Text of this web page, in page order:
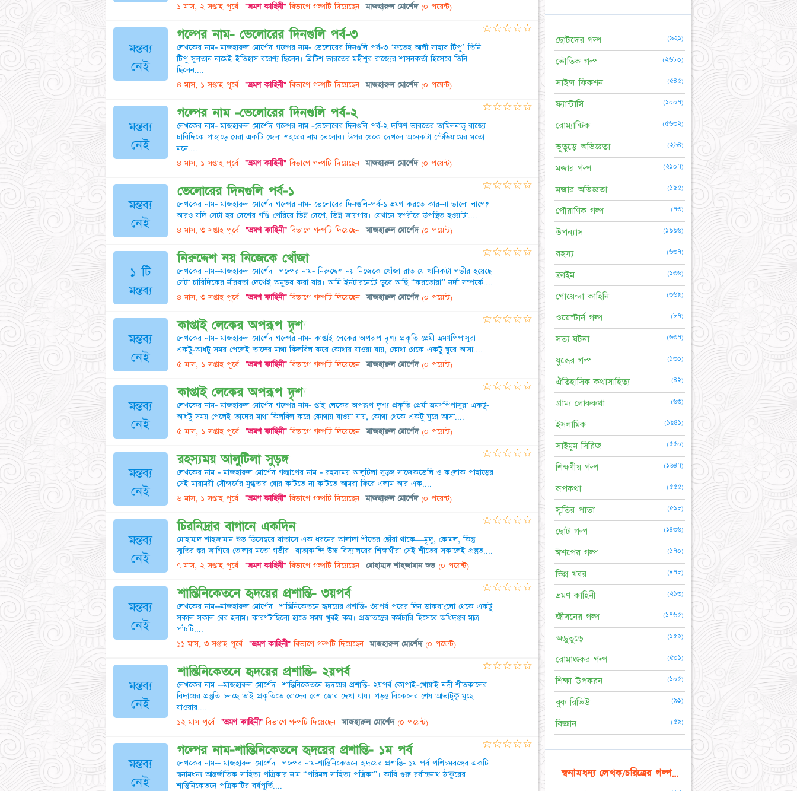
১ মাস, ২ সপ্তাহ পূর্বে "ভ্রমণ কাহিনী"বিভাগে গল্পটি দিয়েছেন মাজহারুল মোর্শেদ(০ পয়েন্ট)
মন্তব্য
নেই
গল্পের নাম- ভেলোরের দিনগুলি পর্ব-৩
লেখকের নাম- মাজহারুল মোর্শেদ গল্পের নাম- ভেলোরের দিনগুলি পর্ব-৩ ‘ফতেহ আলী সাহাব টিপু’ তিনি
টিপু সুলতান নামেই ইতিহাস বরেণ্য ছিলেন। ব্রিটিশ ভারতের মহীশূর রাজ্যের শাসনকর্তা হিসেবে তিনি
ছিলেন....
৪ মাস, ১ সপ্তাহ পূর্বে "ভ্রমণ কাহিনী"বিভাগে গল্পটি দিয়েছেন মাজহারুল মোর্শেদ(০ পয়েন্ট)
☆☆☆☆☆
মন্তব্য
নেই
গল্পের নাম -ভেলোরের দিনগুলি পর্ব-২
লেখকের নাম- মাজহারুল মোর্শেদ গল্পের নাম -ভেলোরের দিনগুলি পর্ব-২ দক্ষিণ ভারতের তামিলনাডু রাজ্যে
চারিদিকে পাহাড়ে ঘেরা একটি জেলা শহরের নাম ভেলোর। উপর থেকে দেখলে অনেকটা স্টেডিয়ামের মতো
মনে....
৪ মাস, ১ সপ্তাহ পূর্বে "ভ্রমণ কাহিনী"বিভাগে গল্পটি দিয়েছেন মাজহারুল মোর্শেদ(০ পয়েন্ট)
☆☆☆☆☆
মন্তব্য
নেই
ভেলোরের দিনগুলি পর্ব-১
লেখকের নাম- মাজহারুল মোর্শেদ গল্পের নাম- ভেলোরের দিনগুলি-পর্ব-১ ভ্রমণ করতে কার-না ভালো লাগে?
আরও যদি সেটা হয় দেশের গণ্ডি পেরিয়ে ভিন্ন দেশে, ভিন্ন জায়গায়। যেখানে স্বশরীরে উপস্থিত হওয়াটা....
৪ মাস, ৩ সপ্তাহ পূর্বে "ভ্রমণ কাহিনী"বিভাগে গল্পটি দিয়েছেন মাজহারুল মোর্শেদ(০ পয়েন্ট)
☆☆☆☆☆
১ টি
মন্তব্য
নিরুদ্দেশ নয় নিজেকে খোঁজা
লেখকের নাম--মাজহারুল মোর্শেদ। গল্পের নাম- নিরুদ্দেশ নয় নিজেকে খোঁজা রাত যে খানিকটা গভীর হয়েছে
সেটা চারিদিকের নীরবতা দেখেই অনুভব করা যায়। আমি ইনটারনেটে ডুবে আছি “করতোয়া” নদী সম্পর্কে....
৪ মাস, ৩ সপ্তাহ পূর্বে "ভ্রমণ কাহিনী"বিভাগে গল্পটি দিয়েছেন মাজহারুল মোর্শেদ(০ পয়েন্ট)
☆☆☆☆☆
মন্তব্য
নেই
কাপ্তাই লেকের অপরূপ দৃশ্য
লেখকের নাম- মাজহারুল মোর্শেদ গল্পের নাম- কাপ্তাই লেকের অপরূপ দৃশ্য প্রকৃতি প্রেমী ভ্রমণপিপাসুরা
একটু-আধটু সময় পেলেই তাদের মাথা কিলবিল করে কোথায় যাওয়া যায়, কোথা থেকে একটু ঘুরে আসা....
৫ মাস, ১ সপ্তাহ পূর্বে "ভ্রমণ কাহিনী"বিভাগে গল্পটি দিয়েছেন মাজহারুল মোর্শেদ(০ পয়েন্ট)
☆☆☆☆☆
মন্তব্য
নেই
কাপ্তাই লেকের অপরূপ দৃশ্য
লেখকের নাম- মাজহারুল মোর্শেদ গল্পের নাম- প্তাই লেকের অপরূপ দৃশ্য প্রকৃতি প্রেমী ভ্রমণপিপাসুরা একটু-
আধটু সময় পেলেই তাদের মাথা কিলবিল করে কোথায় যাওয়া যায়, কোথা থেকে একটু ঘুরে আসা....
৫ মাস, ১ সপ্তাহ পূর্বে "ভ্রমণ কাহিনী"বিভাগে গল্পটি দিয়েছেন মাজহারুল মোর্শেদ(০ পয়েন্ট)
☆☆☆☆☆
মন্তব্য
নেই
রহস্যময় আলুটিলা সুড়ঙ্গ
লেখকের নাম - মাজহারুল মোর্শেদ গল্মাপের নাম - রহস্যময় আলুটিলা সুড়ঙ্গ সাজেকভেলি ও কংলাক পাহাড়ের
সেই মায়াময়ী সৌন্দর্যের মুগ্ধতার ঘোর কাটতে না কাটতে আমরা ফিরে এলাম আর এক....
৬ মাস, ১ সপ্তাহ পূর্বে "ভ্রমণ কাহিনী"বিভাগে গল্পটি দিয়েছেন মাজহারুল মোর্শেদ(০ পয়েন্ট)
☆☆☆☆☆
মন্তব্য
নেই
চিরনিদ্রার বাগানে একদিন
মোহাম্মদ শাহজামান শুভ ডিসেম্বরে বাতাসে এক ধরনের আলাদা শীতের ছোঁয়া থাকে—মৃদু, কোমল, কিন্তু
স্মৃতির স্তর জাগিয়ে তোলার মতো গভীর। বাতাকান্দি উচ্চ বিদ্যালয়ের শিক্ষার্থীরা সেই শীতের সকালেই প্রস্তুত....
৭ মাস, ২ সপ্তাহ পূর্বে "ভ্রমণ কাহিনী"বিভাগে গল্পটি দিয়েছেন মোহাম্মদ শাহজামান শুভ (০ পয়েন্ট)
☆☆☆☆☆
মন্তব্য
নেই
শান্তিনিকেতনে হৃদয়ের প্রশান্তি- ৩য়পর্ব
লেখকের নাম--মাজহারুল মোর্শেদ। শান্তিনিকেতনে হৃদয়ের প্রশান্তি- ৩য়পর্ব পরের দিন ডাকবাংলো থেকে একটু
সকাল সকাল বের হলাম। কারণটাছিলো হাতে সময় খুবই কম। প্রজাতন্ত্রের কর্মচারি হিসেবে অধিদপ্তর মাত্র
পাঁচটি....
১১ মাস, ৩ সপ্তাহ পূর্বে "ভ্রমণ কাহিনী"বিভাগে গল্পটি দিয়েছেন মাজহারুল মোর্শেদ(০ পয়েন্ট)
☆☆☆☆☆
মন্তব্য
নেই
শান্তিনিকেতনে হৃদয়ের প্রশান্তি- ২য়পর্ব
লেখকের নাম --মাজহারুল মোর্শেদ। শান্তিনিকেতনে হৃদয়ের প্রশান্তি- ২য়পর্ব কোপাই-খোয়াই নদী শীতকালের
বিদায়ের প্রস্তুতি চলছে তাই প্রকৃতিতে রোদের বেশ জোর দেখা যায়। পড়ন্ত বিকেলের শেষ আভাটুকু মুছে
যাওয়ার....
১২ মাস পূর্বে "ভ্রমণ কাহিনী"বিভাগে গল্পটি দিয়েছেন মাজহারুল মোর্শেদ(০ পয়েন্ট)
☆☆☆☆☆
মন্তব্য
নেই
গল্পের নাম-শান্তিনিকেতনে হৃদয়ের প্রশান্তি- ১ম পর্ব
লেখকের নাম-- মাজহারুল মোর্শেদ। গল্পের নাম-শান্তিনিকেতনে হৃদয়ের প্রশান্তি- ১ম পর্ব পশিচমবঙ্গের একটি
স্বনামধন্য আন্তর্জাতিক সাহিত্য পত্রিকার নাম “পরিমল সাহিত্য পত্রিকা”। কাবি গুরু রবীন্দ্রনাথ ঠাকুরের
শান্তিনিকেতনে পত্রিকাটির বর্ষপূর্তি....
☆☆☆☆☆
ছোটদের গল্প (৯২১)
ভৌতিক গল্প (২৬৮০)
সাইন্স ফিকশন (৫৪৫)
ফ্যান্টাসি (১০০৭)
রোম্যান্টিক (৫৬৩২)
ভূতুড়ে অভিজ্ঞতা (২৬৪)
মজার গল্প (২১০৭)
মজার অভিজ্ঞতা (১৯৫)
পৌরাণিক গল্প (৭৩)
উপন্যাস (১৯৯৬)
রহস্য (৬৩৭)
ক্রাইম (১৩৬)
গোয়েন্দা কাহিনি (৩৬৯)
ওয়েস্টার্ন গল্প (৮৭)
সত্য ঘটনা (৬৩৭)
যুদ্ধের গল্প (১৩০)
ঐতিহাসিক কথাসাহিত্য (৪২)
গ্রাম্য লোককথা (৬৩)
ইসলামিক (১৯৪১)
সাইমুম সিরিজ (৫৫০)
শিক্ষণীয় গল্প (১৬৪৭)
রূপকথা (৫৫৫)
স্মৃতির পাতা (৫১৮)
ছোট গল্প (১৪৩৬)
ঈশপের গল্প (১৭০)
ভিন্ন খবর (৪৭৮)
ভ্রমণ কাহিনী (২১৩)
জীবনের গল্প (১৭৬৫)
অদ্ভুতুড়ে (১৫২)
রোমাঞ্চকর গল্প (৫০১)
শিক্ষা উপকরন (১০৫)
বুক রিভিউ (৯১)
বিজ্ঞান (৫৯)
স্বনামধন্য লেখক/চরিত্রের গল্প...